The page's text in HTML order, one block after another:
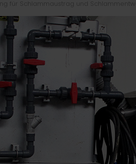
für Schlammaustrag und